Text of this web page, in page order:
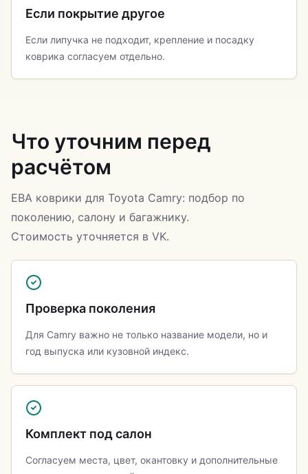
Если покрытие другое
Если липучка не подходит, крепление и посадку
коврика согласуем отдельно.
Что уточним перед
расчётом
ЕВА коврики для Toyota Camry: подбор по
поколению, салону и багажнику.
Стоимость уточняется в VK.
Проверка поколения
Для Camry важно не только название модели, но и
год выпуска или кузовной индекс.
Комплект под салон
Согласуем места, цвет, окантовку и дополнительные